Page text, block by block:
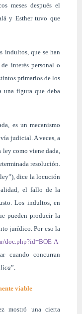
meses después el
y Esther tuvo que
indultos, que se han
interés personal o
primarios de los
una figura que deba
es un mecanismo
judicial. A veces, a
como viene dada,
resolución.
dice la locución
el fallo de la
Los indultos, en
pueden producir la
jurídico. Por eso la
doc.php?id=BOE-A-
cuando concurran
”.
viable
mostró una cierta